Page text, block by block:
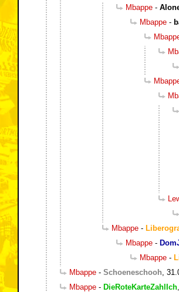
Mbappe -
Mbappe -
Mbappe -
Mbappe -
Mbappe -
Mbappe - Schoeneschooh
Mbappe - DieRoteKarteZahlIch